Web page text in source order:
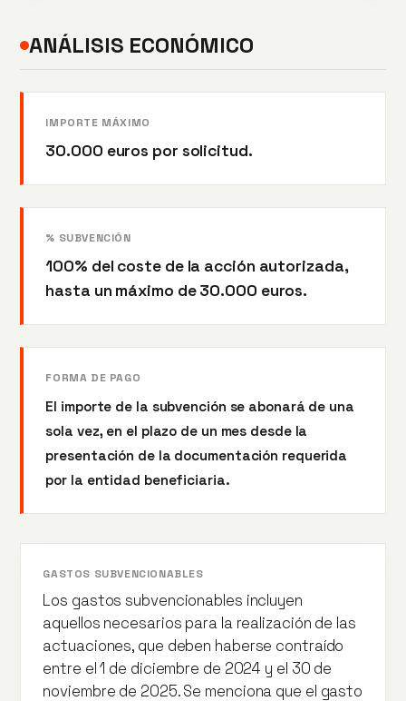
ANÁLISIS ECONÓMICO
IMPORTE MÁXIMO
30.000 euros por solicitud.
% SUBVENCIÓN
100% del coste de la acción autorizada,
hasta un máximo de 30.000 euros.
FORMA DE PAGO
El importe de la subvención se abonará de una
sola vez, en el plazo de un mes desde la
presentación de la documentación requerida
por la entidad beneficiaria.
GASTOS SUBVENCIONABLES
Los gastos subvencionables incluyen
aquellos necesarios para la realización de las
actuaciones, que deben haberse contraído
entre el 1 de diciembre de 2024 y el 30 de
noviembre de 2025. Se menciona que el gasto